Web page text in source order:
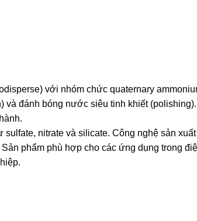
với nhóm chức quaternary
đánh bóng nước siêu tinh khiết
nitrate và silicate. Công nghệ sản
phẩm phù hợp cho các ứng dụng trong